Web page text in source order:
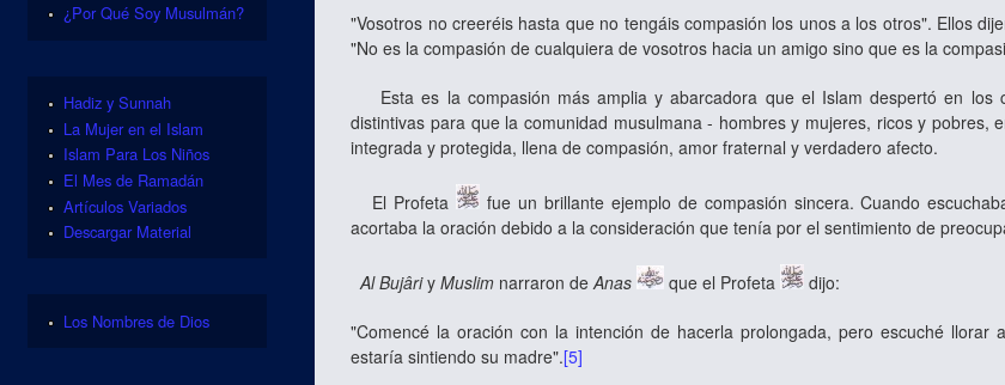
"Vosotros no creeréis hasta que no tengáis compasión los unos a los otros". Ellos
"No es la compasión de cualquiera de vosotros hacia un amigo sino que es la
Esta es la compasión más amplia y abarcadora que el Islam despertó en los
distintivas para que la comunidad musulmana - hombres y mujeres, ricos y
integrada y protegida, llena de compasión, amor fraternal y verdadero afecto.
El Profeta
fue un brillante ejemplo de compasión sincera. Cuando
acortaba la oración debido a la consideración que tenía por el sentimiento de
Al BujâriyMuslim narraron deAnas que el Profeta dijo:
"Comencé la oración con la intención de hacerla prolongada, pero escuché
estaría sintiendo su madre".[5]
¿Por Qué Soy Musulmán?
Hadiz y Sunnah
La Mujer en el Islam
Islam Para Los Niños
El Mes de Ramadán
Artículos Variados
Descargar Material
Los Nombres de Dios